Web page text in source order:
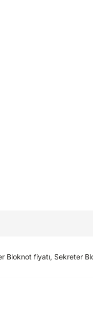
Bloknot fiyatı, Sekreter